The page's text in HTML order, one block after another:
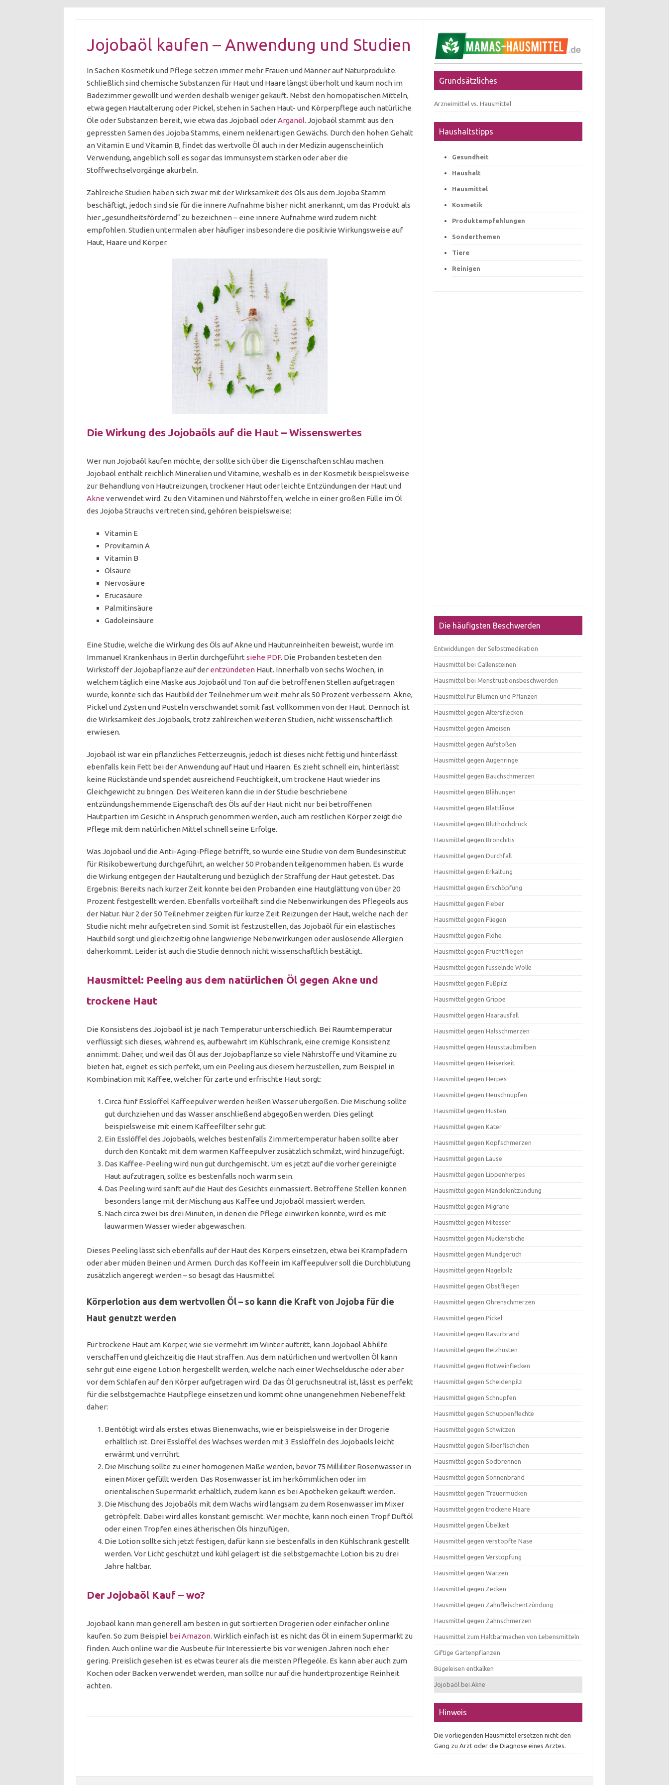
Jojobaöl kaufen – Anwendung und Studien
In Sachen Kosmetik und Pflege setzen immer mehr Frauen und Männer auf Naturprodukte.
Schließlich sind chemische Substanzen für Haut und Haare längst überholt und kaum noch im
Badezimmer gewollt und werden deshalb weniger gekauft. Nebst den homopatischen Mitteln,
etwa gegen Hautalterung oder Pickel, stehen in Sachen Haut- und Körperpflege auch natürliche
Öle oder Substanzen bereit, wie etwa das Jojobaöl oderArganöl. Jojobaöl stammt aus den
gepressten Samen des Jojoba Stamms, einem neklenartigen Gewächs. Durch den hohen Gehalt
an Vitamin E und Vitamin B, findet das wertvolle Öl auch in der Medizin augenscheinlich
Verwendung, angeblich soll es sogar das Immunsystem stärken oder aber die
Stoffwechselvorgänge akurbeln.
Zahlreiche Studien haben sich zwar mit der Wirksamkeit des Öls aus dem Jojoba Stamm
beschäftigt, jedoch sind sie für die innere Aufnahme bisher nicht anerkannt, um das Produkt als
hier „gesundheitsfördernd“ zu bezeichnen – eine innere Aufnahme wird zudem nicht
empfohlen. Studien untermalen aber häufiger insbesondere die positivie Wirkungsweise auf
Haut, Haare und Körper.
Die Wirkung des Jojobaöls auf die Haut – Wissenswertes
Wer nun Jojobaöl kaufen möchte, der sollte sich über die Eigenschaften schlau machen.
Jojobaöl enthält reichlich Mineralien und Vitamine, weshalb es in der Kosmetik beispielsweise
zur Behandlung von Hautreizungen, trockener Haut oder leichte Entzündungen der Haut und
Akne verwendet wird. Zu den Vitaminen und Nährstoffen, welche in einer großen Fülle im Öl
des Jojoba Strauchs vertreten sind, gehören beispielsweise:
Vitamin E
Provitamin A
Vitamin B
Ölsäure
Nervosäure
Erucasäure
Palmitinsäure
Gadoleinsäure
Eine Studie, welche die Wirkung des Öls auf Akne und Hautunreinheiten beweist, wurde im
Immanuel Krankenhaus in Berlin durchgeführt siehe PDF. Die Probanden testeten den
Wirkstoff der Jojobapflanze auf der entzündeten Haut. Innerhalb von sechs Wochen, in
welchem täglich eine Maske aus Jojobaöl und Ton auf die betroffenen Stellen aufgetragen
wurde, konnte sich das Hautbild der Teilnehmer um weit mehr als 50 Prozent verbessern. Akne,
Pickel und Zysten und Pusteln verschwandet somit fast vollkommen von der Haut. Dennoch ist
die Wirksamkeit des Jojobaöls, trotz zahlreichen weiteren Studien, nicht wissenschaftlich
erwiesen.
Jojobaöl ist war ein pflanzliches Fetterzeugnis, jedoch ist dieses nicht fettig und hinterlässt
ebenfalls kein Fett bei der Anwendung auf Haut und Haaren. Es zieht schnell ein, hinterlässt
keine Rückstände und spendet ausreichend Feuchtigkeit, um trockene Haut wieder ins
Gleichgewicht zu bringen. Des Weiteren kann die in der Studie beschriebene
entzündungshemmende Eigenschaft des Öls auf der Haut nicht nur bei betroffenen
Hautpartien im Gesicht in Anspruch genommen werden, auch am restlichen Körper zeigt die
Pflege mit dem natürlichen Mittel schnell seine Erfolge.
Was Jojobaöl und die Anti-Aging-Pflege betrifft, so wurde eine Studie von dem Bundesinstitut
für Risikobewertung durchgeführt, an welcher 50 Probanden teilgenommen haben. Es wurde
die Wirkung entgegen der Hautalterung und bezüglich der Straffung der Haut getestet. Das
Ergebnis: Bereits nach kurzer Zeit konnte bei den Probanden eine Hautglättung von über 20
Prozent festgestellt werden. Ebenfalls vorteilhaft sind die Nebenwirkungen des Pflegeöls aus
der Natur. Nur 2 der 50 Teilnehmer zeigten für kurze Zeit Reizungen der Haut, welche nach der
Studie nicht mehr aufgetreten sind. Somit ist festzustellen, das Jojobaöl für ein elastisches
Hautbild sorgt und gleichzeitig ohne langwierige Nebenwirkungen oder auslösende Allergien
daherkommt. Leider ist auch die Studie dennoch nicht wissenschaftlich bestätigt.
Hausmittel: Peeling aus dem natürlichen Öl gegen Akne und
trockene Haut
Die Konsistens des Jojobaöl ist je nach Temperatur unterschiedlich. Bei Raumtemperatur
verflüssigt sich dieses, während es, aufbewahrt im Kühlschrank, eine cremige Konsistenz
annimmt. Daher, und weil das Öl aus der Jojobapflanze so viele Nährstoffe und Vitamine zu
bieten hat, eignet es sich perfekt, um ein Peeling aus diesem herzustellen, zum Beispiel in
Kombination mit Kaffee, welcher für zarte und erfrischte Haut sorgt:
Circa fünf Esslöffel Kaffeepulver werden heißen Wasser übergoßen. Die Mischung sollte
gut durchziehen und das Wasser anschließend abgegoßen werden. Dies gelingt
beispielsweise mit einem Kaffeefilter sehr gut.
Ein Esslöffel des Jojobaöls, welches bestenfalls Zimmertemperatur haben sollte aber
durch den Kontakt mit dem warmen Kaffeepulver zusätzlich schmilzt, wird hinzugefügt.
Das Kaffee-Peeling wird nun gut durchgemischt. Um es jetzt auf die vorher gereinigte
Haut aufzutragen, sollte es bestenfalls noch warm sein.
Das Peeling wird sanft auf die Haut des Gesichts einmassiert. Betroffene Stellen können
besonders lange mit der Mischung aus Kaffee und Jojobaöl massiert werden.
Nach circa zwei bis drei Minuten, in denen die Pflege einwirken konnte, wird es mit
lauwarmen Wasser wieder abgewaschen.
Dieses Peeling lässt sich ebenfalls auf der Haut des Körpers einsetzen, etwa bei Krampfadern
oder aber müden Beinen und Armen. Durch das Koffeein im Kaffeepulver soll die Durchblutung
zusätzlich angeregt werden – so besagt das Hausmittel.
Körperlotion aus dem wertvollen Öl – so kann die Kraft von Jojoba für die
Haut genutzt werden
Für trockene Haut am Körper, wie sie vermehrt im Winter auftritt, kann Jojobaöl Abhilfe
verschaffen und gleichzeitig die Haut straffen. Aus dem natürlichen und wertvollen Öl kann
sehr gut eine eigene Lotion hergestellt werden, welche nach einer Wechseldusche oder aber
vor dem Schlafen auf den Körper aufgetragen wird. Da das Öl geruchsneutral ist, lässt es perfekt
für die selbstgemachte Hautpflege einsetzen und kommt ohne unangenehmen Nebeneffekt
daher:
Bentötigt wird als erstes etwas Bienenwachs, wie er beispielsweise in der Drogerie
erhältlich ist. Drei Esslöffel des Wachses werden mit 3 Esslöffeln des Jojobaöls leicht
erwärmt und verrührt.
Die Mischung sollte zu einer homogenen Maße werden, bevor 75 Milliliter Rosenwasser in
einen Mixer gefüllt werden. Das Rosenwasser ist im herkömmlichen oder im
orientalischen Supermarkt erhältlich, zudem kann es bei Apotheken gekauft werden.
Die Mischung des Jojobaöls mit dem Wachs wird langsam zu dem Rosenwasser im Mixer
getröpfelt. Dabei wird alles konstant gemischt. Wer möchte, kann noch einen Tropf Duftöl
oder einen Tropfen eines ätherischen Öls hinzufügen.
Die Lotion sollte sich jetzt festigen, dafür kann sie bestenfalls in den Kühlschrank gestellt
werden. Vor Licht geschützt und kühl gelagert ist die selbstgemachte Lotion bis zu drei
Jahre haltbar.
Der Jojobaöl Kauf – wo?
Jojobaöl kann man generell am besten in gut sortierten Drogerien oder einfacher online
kaufen. So zum Beispiel bei Amazon. Wirklich einfach ist es nicht das Öl in einem Supermarkt zu
finden. Auch online war die Ausbeute für Interessierte bis vor wenigen Jahren noch eher
gering. Preislich gesehen ist es etwas teurer als die meisten Pflegeöle. Es kann aber auch zum
Kochen oder Backen verwendet werden, man sollte nur auf die hundertprozentige Reinheit
achten.
Grundsätzliches
Arzneimittel vs. Hausmittel
Haushaltstipps
Gesundheit
Haushalt
Hausmittel
Kosmetik
Produktempfehlungen
Sonderthemen
Tiere
Reinigen
Die häufigsten Beschwerden
Entwicklungen der Selbstmedikation
Hausmittel bei Gallensteinen
Hausmittel bei Menstruationsbeschwerden
Hausmittel für Blumen und Pflanzen
Hausmittel gegen Altersflecken
Hausmittel gegen Ameisen
Hausmittel gegen Aufstoßen
Hausmittel gegen Augenringe
Hausmittel gegen Bauchschmerzen
Hausmittel gegen Blähungen
Hausmittel gegen Blattläuse
Hausmittel gegen Bluthochdruck
Hausmittel gegen Bronchitis
Hausmittel gegen Durchfall
Hausmittel gegen Erkältung
Hausmittel gegen Erschöpfung
Hausmittel gegen Fieber
Hausmittel gegen Fliegen
Hausmittel gegen Flöhe
Hausmittel gegen Fruchtfliegen
Hausmittel gegen fusselnde Wolle
Hausmittel gegen Fußpilz
Hausmittel gegen Grippe
Hausmittel gegen Haarausfall
Hausmittel gegen Halsschmerzen
Hausmittel gegen Hausstaubmilben
Hausmittel gegen Heiserkeit
Hausmittel gegen Herpes
Hausmittel gegen Heuschnupfen
Hausmittel gegen Husten
Hausmittel gegen Kater
Hausmittel gegen Kopfschmerzen
Hausmittel gegen Läuse
Hausmittel gegen Lippenherpes
Hausmittel gegen Mandelentzündung
Hausmittel gegen Migräne
Hausmittel gegen Mitesser
Hausmittel gegen Mückenstiche
Hausmittel gegen Mundgeruch
Hausmittel gegen Nagelpilz
Hausmittel gegen Obstfliegen
Hausmittel gegen Ohrenschmerzen
Hausmittel gegen Pickel
Hausmittel gegen Rasurbrand
Hausmittel gegen Reizhusten
Hausmittel gegen Rotweinflecken
Hausmittel gegen Scheidenpilz
Hausmittel gegen Schnupfen
Hausmittel gegen Schuppenflechte
Hausmittel gegen Schwitzen
Hausmittel gegen Silberfischchen
Hausmittel gegen Sodbrennen
Hausmittel gegen Sonnenbrand
Hausmittel gegen Trauermücken
Hausmittel gegen trockene Haare
Hausmittel gegen Übelkeit
Hausmittel gegen verstopfte Nase
Hausmittel gegen Verstopfung
Hausmittel gegen Warzen
Hausmittel gegen Zecken
Hausmittel gegen Zahnfleischentzündung
Hausmittel gegen Zahnschmerzen
Hausmittel zum Haltbarmachen von Lebensmitteln
Giftige Gartenpflanzen
Bügeleisen entkalken
Jojobaöl bei Akne
Hinweis
Die vorliegenden Hausmittel ersetzen nicht den
Gang zu Arzt oder die Diagnose eines Arztes.